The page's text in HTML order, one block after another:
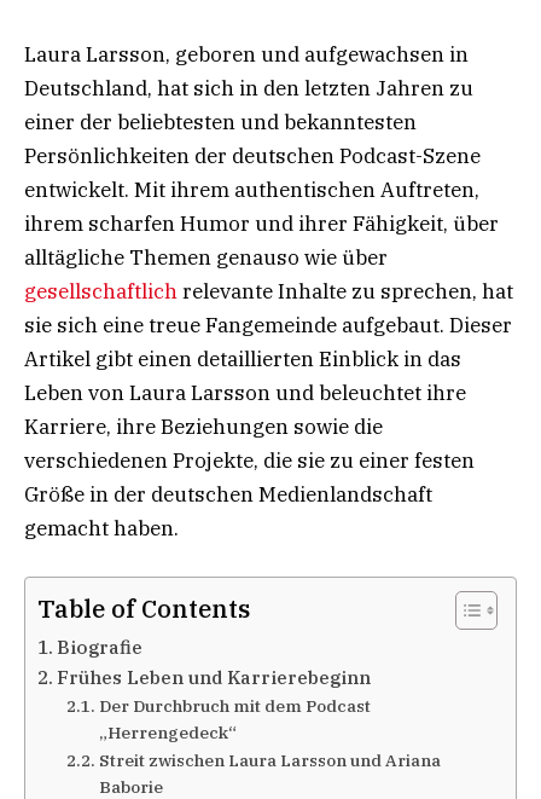
Laura Larsson, geboren und aufgewachsen in
Deutschland, hat sich in den letzten Jahren zu
einer der beliebtesten und bekanntesten
Persönlichkeiten der deutschen Podcast-Szene
entwickelt. Mit ihrem authentischen Auftreten,
ihrem scharfen Humor und ihrer Fähigkeit, über
alltägliche Themen genauso wie über
gesellschaftlichrelevante Inhalte zu sprechen, hat
sie sich eine treue Fangemeinde aufgebaut. Dieser
Artikel gibt einen detaillierten Einblick in das
Leben von Laura Larsson und beleuchtet ihre
Karriere, ihre Beziehungen sowie die
verschiedenen Projekte, die sie zu einer festen
Größe in der deutschen Medienlandschaft
gemacht haben.
Table of Contents
Biografie
Frühes Leben und Karrierebeginn
Der Durchbruch mit dem Podcast
„Herrengedeck“
Streit zwischen Laura Larsson und Ariana
Baborie